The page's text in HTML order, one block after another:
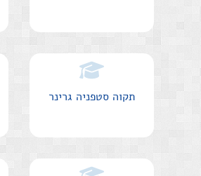
תקוה סטפניה גרינר